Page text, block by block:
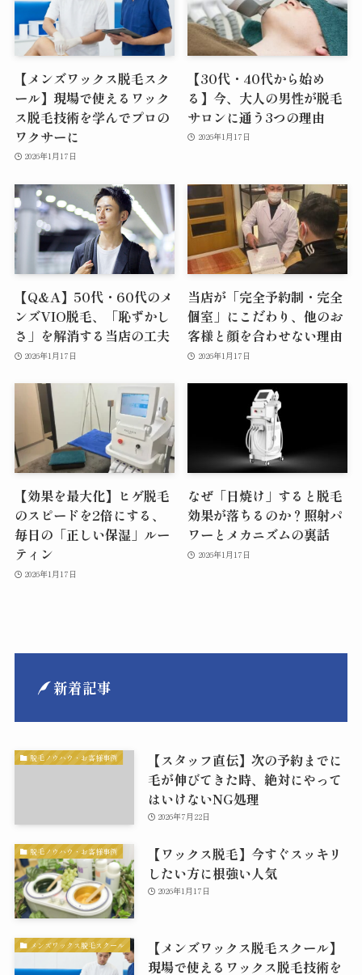
【メンズワックス脱毛スク
ール】現場で使えるワック
ス脱毛技術を学んでプロの
ワクサーに
2026年1月17日
【30代・40代から始め
る】今、大人の男性が脱毛
サロンに通う3つの理由
2026年1月17日
【Q&A】50代・60代のメ
ンズVIO脱毛、「恥ずかし
さ」を解消する当店の工夫
2026年1月17日
当店が「完全予約制・完全
個室」にこだわり、他のお
客様と顔を合わせない理由
2026年1月17日
【効果を最大化】ヒゲ脱毛
のスピードを2倍にする、
毎日の「正しい保湿」ルー
ティン
2026年1月17日
なぜ「日焼け」すると脱毛
効果が落ちるのか？照射パ
ワーとメカニズムの裏話
2026年1月17日
新着記事
脱毛ノウハウ・お客様事例
【スタッフ直伝】次の予約までに
毛が伸びてきた時、絶対にやって
はいけないNG処理
2026年7月22日
脱毛ノウハウ・お客様事例
【ワックス脱毛】今すぐスッキリ
したい方に根強い人気
2026年1月17日
メンズワックス脱毛スクール
【メンズワックス脱毛スクール】
現場で使えるワックス脱毛技術を